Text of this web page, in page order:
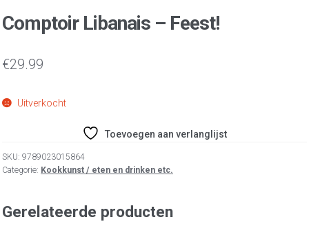
Comptoir Libanais – Feest!
€29.99
Uitverkocht
Toevoegen aan verlanglijst
SKU: 9789023015864
Categorie: Kookkunst / eten en drinken etc.
Gerelateerde producten